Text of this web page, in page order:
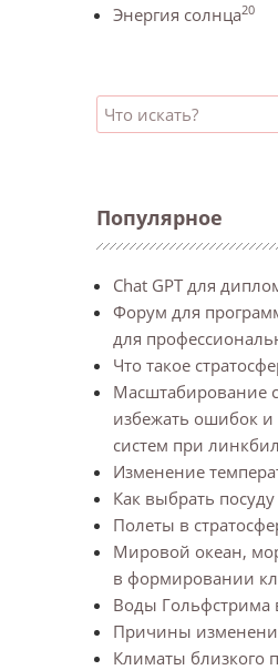
Энергия солнца20
Популярное
Chat GPT для
Форум для
для
Что такое
Масштабирование
избежать ошибок
систем при
Изменение
Как выбрать
Полеты в
Мировой океан,
в формировании
Воды Гольфстрима
Причины
Климаты близкого